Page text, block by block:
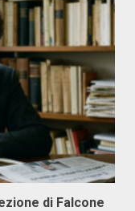
di Falcone